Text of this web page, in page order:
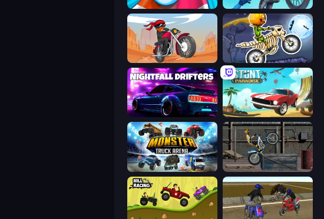
Aquapark Balls Party Airborne Motocross
Stickman Moto Race Extreme Moto X3M 6: Spooky Land
Nightfall Drifters Stunt Paradise
Monster Truck Arena Trials Ride